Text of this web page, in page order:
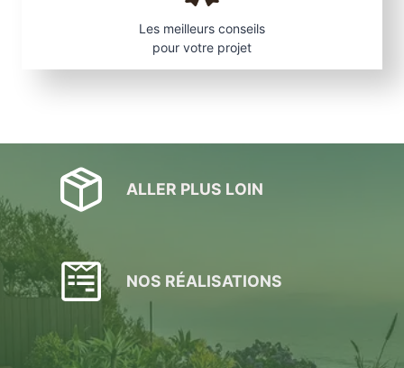
u
d
e
2
L
Les meilleurs conseils
pour votre projet
ALLER PLUS LOIN
NOS RÉALISATIONS